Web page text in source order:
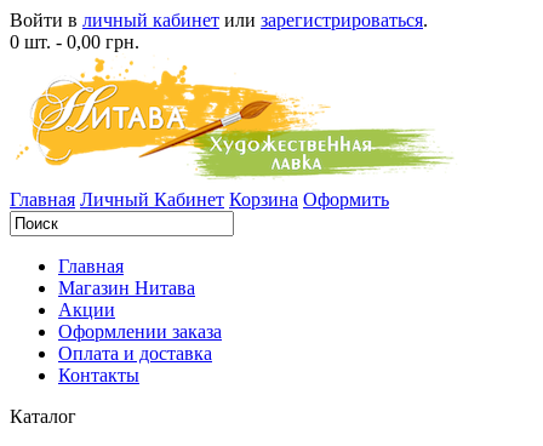
Войти в личный кабинет или зарегистрироваться.
0 шт. - 0,00 грн.
Главная Личный Кабинет Корзина Оформить
Главная
Магазин Нитава
Акции
Оформлении заказа
Оплата и доставка
Контакты
Каталог